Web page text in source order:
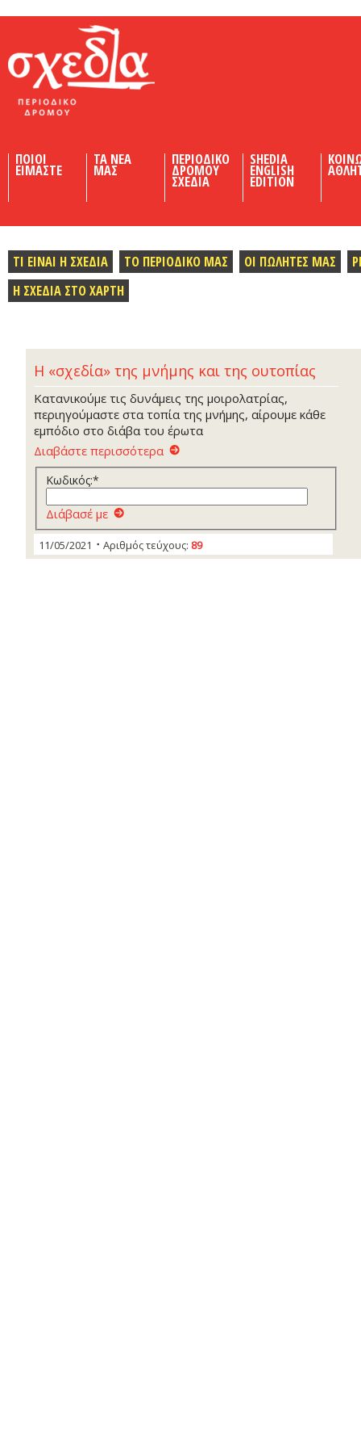
ΠΟΙΟΙ
ΕΙΜΑΣΤΕ
ΤΑ ΝΕΑ
ΜΑΣ
ΠΕΡΙΟΔΙΚΟ
ΔΡΟΜΟΥ
ΣΧΕΔΙΑ
SHEDIA
ENGLISH
EDITION
ΤΙ ΕΙΝΑΙ Η ΣΧΕΔΙΑ ΤΟ ΠΕΡΙΟΔΙΚΟ ΜΑΣ ΟΙ ΠΩΛΗΤΕΣ ΜΑΣ
Η ΣΧΕΔΙΑ ΣΤΟ ΧΑΡΤΗ
Η «σχεδία» της μνήμης και της ουτοπίας
Κατανικούμε τις δυνάμεις της μοιρολατρίας,
περιηγούμαστε στα τοπία της μνήμης, αίρουμε κάθε
εμπόδιο στο διάβα του έρωτα
Διαβάστε περισσότερα
Κωδικός:*
Διάβασέ με
11/05/2021 Αριθμός τεύχους: 89